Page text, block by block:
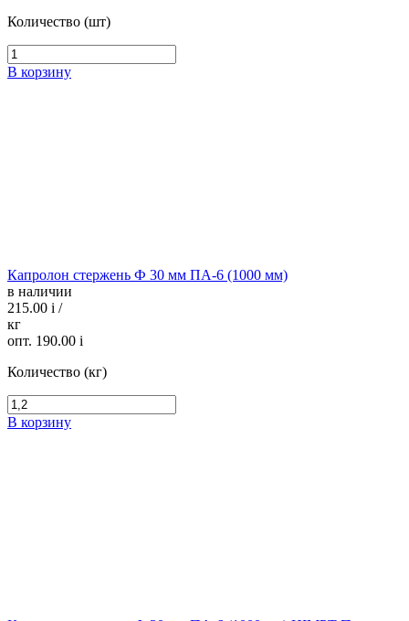
Количество (шт)
В корзину
Капролон стержень Ф 30 мм ПА-6 (1000 мм)
в наличии
215.00 i /
кг
опт. 190.00 i
Количество (кг)
В корзину